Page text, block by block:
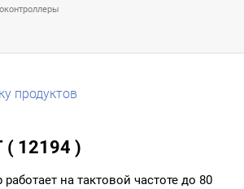
продуктов
( 12194 )
на тактовой частоте до 80